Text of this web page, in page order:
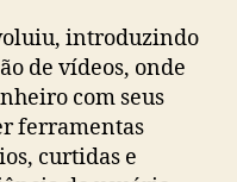
introduzindo
de vídeos, onde
com seus
ferramentas
curtidas e